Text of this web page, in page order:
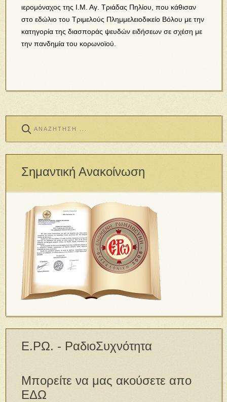
ιερομόναχος της Ι.Μ. Αγ. Τριάδας Πηλίου, που κάθισαν
στο εδώλιο του Τριμελούς Πλημμελειοδικείο Βόλου με την
κατηγορία της διασποράς ψευδών ειδήσεων σε σχέση με
την πανδημία του κορωνοϊού.
Σημαντική Ανακοίνωση
Ε.ΡΩ. - ΡαδιοΣυχνότητα
Μπορείτε να μας ακούσετε απο
ΕΔΩ